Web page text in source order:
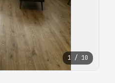
1 / 10